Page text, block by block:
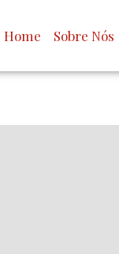
Home Sobre Nós